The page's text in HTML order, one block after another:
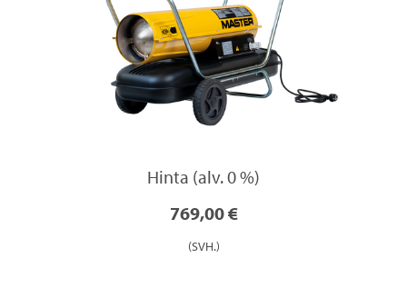
Hinta (alv. 0 %)
769,00 €
(SVH.)